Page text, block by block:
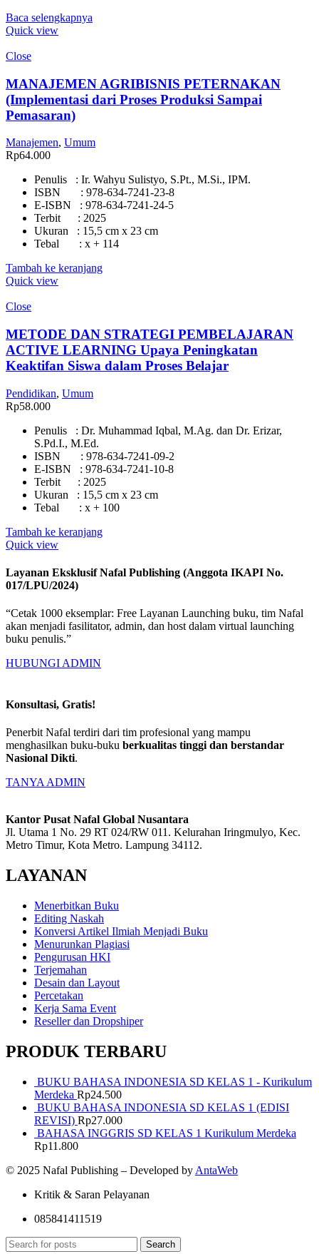
Baca selengkapnya
Quick view
Close
MANAJEMEN AGRIBISNIS PETERNAKAN
(Implementasi dari Proses Produksi Sampai
Pemasaran)
Manajemen, Umum
Rp64.000
Penulis : Ir. Wahyu Sulistyo, S.Pt., M.Si., IPM.
ISBN : 978-634-7241-23-8
E-ISBN : 978-634-7241-24-5
Terbit : 2025
Ukuran : 15,5 cm x 23 cm
Tebal : x + 114
Tambah ke keranjang
Quick view
Close
METODE DAN STRATEGI PEMBELAJARAN
ACTIVE LEARNING Upaya Peningkatan
Keaktifan Siswa dalam Proses Belajar
Pendidikan, Umum
Rp58.000
Penulis : Dr. Muhammad Iqbal, M.Ag. dan Dr. Erizar,
S.Pd.I., M.Ed.
ISBN : 978-634-7241-09-2
E-ISBN : 978-634-7241-10-8
Terbit : 2025
Ukuran : 15,5 cm x 23 cm
Tebal : x + 100
Tambah ke keranjang
Quick view
Layanan Eksklusif Nafal Publishing (Anggota IKAPI No.
017/LPU/2024)
“Cetak 1000 eksemplar: Free Layanan Launching buku, tim Nafal
akan menjadi fasilitator, admin, dan host dalam virtual launching
buku penulis.”
HUBUNGI ADMIN
Konsultasi, Gratis!
Penerbit Nafal terdiri dari tim profesional yang mampu
menghasilkan buku-buku berkualitas tinggi dan berstandar
Nasional Dikti.
TANYA ADMIN
Kantor Pusat Nafal Global Nusantara
Jl. Utama 1 No. 29 RT 024/RW 011. Kelurahan Iringmulyo, Kec.
Metro Timur, Kota Metro. Lampung 34112.
LAYANAN
Menerbitkan Buku
Editing Naskah
Konversi Artikel Ilmiah Menjadi Buku
Menurunkan Plagiasi
Pengurusan HKI
Terjemahan
Desain dan Layout
Percetakan
Kerja Sama Event
Reseller dan Dropshiper
PRODUK TERBARU
BUKU BAHASA INDONESIA SD KELAS 1 - Kurikulum
Merdeka Rp24.500
BUKU BAHASA INDONESIA SD KELAS 1 (EDISI
REVISI) Rp27.000
BAHASA INGGRIS SD KELAS 1 Kurikulum Merdeka
Rp11.800
© 2025 Nafal Publishing – Developed by AntaWeb
Kritik & Saran Pelayanan
085841411519
Search